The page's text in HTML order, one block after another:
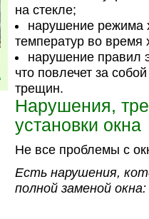
на стекле;
нарушение режима
температур во
нарушение правил
что повлечет за
трещин.
Нарушения,
установки окна
Не все проблемы с
Есть нарушения,
полной заменой окна: